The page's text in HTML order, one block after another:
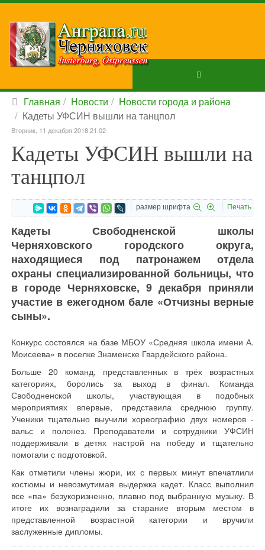
Главная Новости
Новости города и района
Кадеты УФСИН вышли на танцпол
Вторник, 11 декабря 2018 21:02
Кадеты УФСИН вышли на
танцпол
размер шрифта Печать
Кадеты Свободненской школы
Черняховского городского округа,
находящиеся под патронажем отдела
охраны специализированной больницы, что
в городе Черняховске, 9 декабря приняли
участие в ежегодном бале «Отчизны верные
сыны».
Конкурс состоялся на базе МБОУ «Средняя школа имени А.
Моисеева» в поселке Знаменске Гвардейского района.
Больше 20 команд, представленных в трёх возрастных
категориях, боролись за выход в финал. Команда
Свободненской школы, участвующая в подобных
мероприятиях впервые, представила среднюю группу.
Ученики тщательно выучили хореографию двух номеров -
вальс и полонез. Преподаватели и сотрудники УФСИН
поддерживали в детях настрой на победу и тщательно
помогали с подготовкой.
Как отметили члены жюри, их с первых минут впечатлили
костюмы и невозмутимая выдержка кадет. Класс выполнил
все «па» безукоризненно, плавно под выбранную музыку. В
итоге их вознаградили за старание вторым местом в
представленной возрастной категории и вручили
заслуженные дипломы.